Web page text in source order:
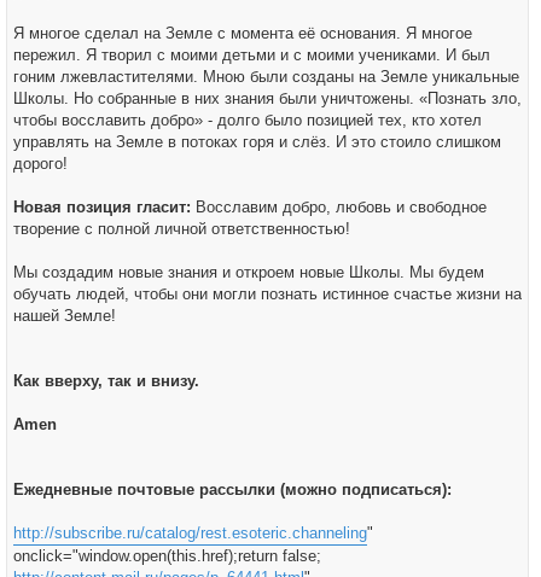
Я многое сделал на Земле с момента её основания. Я многое
пережил. Я творил с моими детьми и с моими учениками. И был
гоним лжевластителями. Мною были созданы на Земле уникальные
Школы. Но собранные в них знания были уничтожены. «Познать зло,
чтобы восславить добро» - долго было позицией тех, кто хотел
управлять на Земле в потоках горя и слёз. И это стоило слишком
дорого!
Новая позиция гласит: Восславим добро, любовь и свободное
творение с полной личной ответственностью!
Мы создадим новые знания и откроем новые Школы. Мы будем
обучать людей, чтобы они могли познать истинное счастье жизни на
нашей Земле!
Как вверху, так и внизу.
Amen
Ежедневные почтовые рассылки (можно подписаться):
http://subscribe.ru/catalog/rest.esoteric.channeling"
onclick="window.open(this.href);return false;